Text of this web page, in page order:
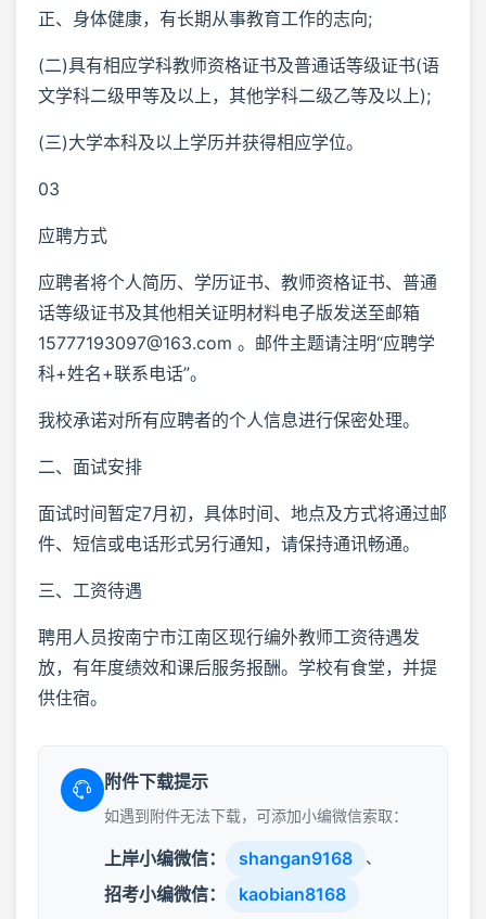
正、身体健康，有长期从事教育工作的志向;
(二)具有相应学科教师资格证书及普通话等级证书(语
文学科二级甲等及以上，其他学科二级乙等及以上);
(三)大学本科及以上学历并获得相应学位。
03
应聘方式
应聘者将个人简历、学历证书、教师资格证书、普通
话等级证书及其他相关证明材料电子版发送至邮箱
15777193097@163.com 。邮件主题请注明“应聘学
科+姓名+联系电话”。
我校承诺对所有应聘者的个人信息进行保密处理。
二、面试安排
面试时间暂定7月初，具体时间、地点及方式将通过邮
件、短信或电话形式另行通知，请保持通讯畅通。
三、工资待遇
聘用人员按南宁市江南区现行编外教师工资待遇发
放，有年度绩效和课后服务报酬。学校有食堂，并提
供住宿。
附件下载提示
如遇到附件无法下载，可添加小编微信索取：
上岸小编微信： shangan9168 、
招考小编微信： kaobian8168